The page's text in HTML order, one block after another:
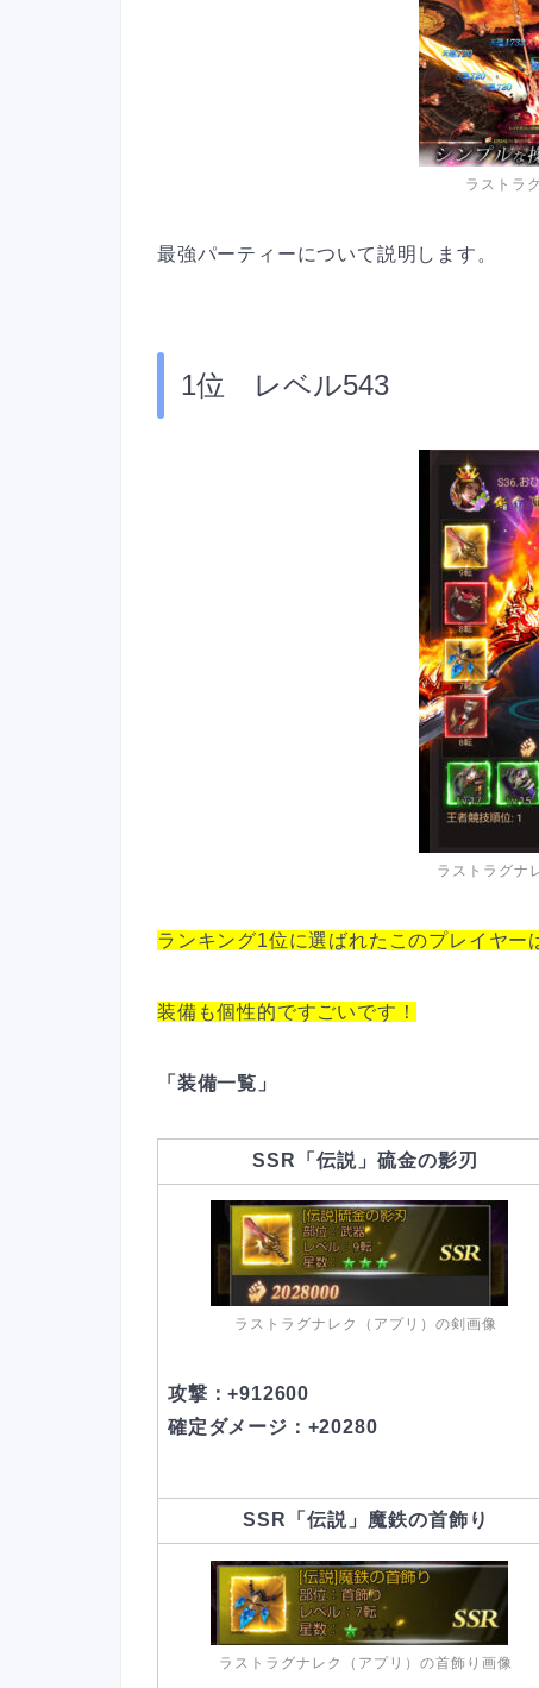
ラストラ
最強パーティーについて説明します。
1位 レベル543
ラストラグナ
ランキング1位に選ばれたこのプレイヤー
装備も個性的ですごいです！
「装備一覧」
SSR「伝説」硫金の影刃
ラストラグナレク（アプリ）の剣画像
攻撃：+912600
確定ダメージ：+20280
SSR「伝説」魔鉄の首飾り
ラストラグナレク（アプリ）の首飾り画像